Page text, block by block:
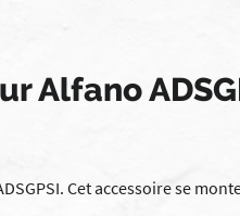
Alfano
Cet accessoire se